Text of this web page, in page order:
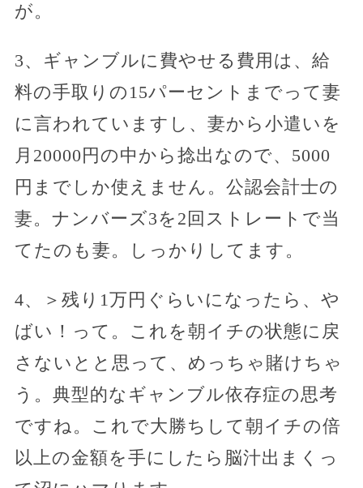
が。
3、ギャンブルに費やせる費用は、給
料の手取りの15パーセントまでって妻
に言われていますし、妻から小遣いを
月20000円の中から捻出なので、5000
円までしか使えません。公認会計士の
妻。ナンバーズ3を2回ストレートで当
てたのも妻。しっかりしてます。
4、＞残り1万円ぐらいになったら、や
ばい！って。これを朝イチの状態に戻
さないとと思って、めっちゃ賭けちゃ
う。典型的なギャンブル依存症の思考
ですね。これで大勝ちして朝イチの倍
以上の金額を手にしたら脳汁出まくっ